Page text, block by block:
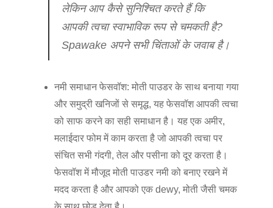
लेकिन आप कैसे सुनिश्चित करते हैं कि
आपकी त्वचा स्वाभाविक रूप से चमकती है?
Spawake अपने सभी चिंताओं के जवाब है।
नमी समाधान फेसवॉश: मोती पाउडर के साथ बनाया गया
और समुद्री खनिजों से समृद्ध, यह फेसवॉश आपकी त्वचा
को साफ करने का सही समाधान है। यह एक अमीर,
मलाईदार फोम में काम करता है जो आपकी त्वचा पर
संचित सभी गंदगी, तेल और पसीना को दूर करता है।
फेसवॉश में मौजूद मोती पाउडर नमी को बनाए रखने में
मदद करता है और आपको एक dewy, मोती जैसी चमक